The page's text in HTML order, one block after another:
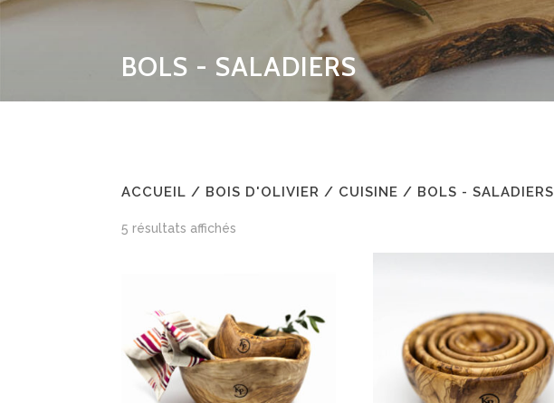
BOLS - SALADIERS
ACCUEIL / BOIS D'OLIVIER / CUISINE / BOLS - SALADIERS
5 résultats affichés